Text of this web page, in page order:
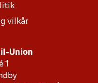
vilkår
Union
1